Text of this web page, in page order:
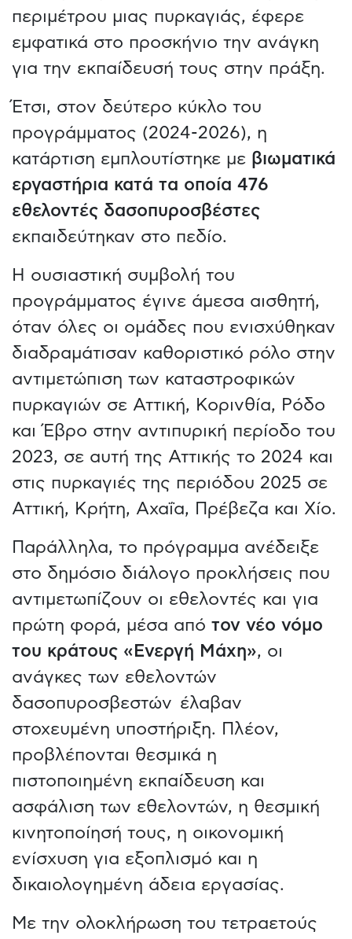
περιμέτρου μιας πυρκαγιάς, έφερε
εμφατικά στο προσκήνιο την ανάγκη
για την εκπαίδευσή τους στην πράξη.
Έτσι, στον δεύτερο κύκλο του
προγράμματος (2024-2026), η
κατάρτιση εμπλουτίστηκε με βιωματικά
εργαστήρια κατά τα οποία 476
εθελοντές δασοπυροσβέστες
εκπαιδεύτηκαν στο πεδίο.
Η ουσιαστική συμβολή του
προγράμματος έγινε άμεσα αισθητή,
όταν όλες οι ομάδες που ενισχύθηκαν
διαδραμάτισαν καθοριστικό ρόλο στην
αντιμετώπιση των καταστροφικών
πυρκαγιών σε Αττική, Κορινθία, Ρόδο
και Έβρο στην αντιπυρική περίοδο του
2023, σε αυτή της Αττικής το 2024 και
στις πυρκαγιές της περιόδου 2025 σε
Αττική, Κρήτη, Αχαΐα, Πρέβεζα και Χίο.
Παράλληλα, το πρόγραμμα ανέδειξε
στο δημόσιο διάλογο προκλήσεις που
αντιμετωπίζουν οι εθελοντές και για
πρώτη φορά, μέσα από τον νέο νόμο
του κράτους «Ενεργή Μάχη», οι
ανάγκες των εθελοντών
δασοπυροσβεστών έλαβαν
στοχευμένη υποστήριξη. Πλέον,
προβλέπονται θεσμικά η
πιστοποιημένη εκπαίδευση και
ασφάλιση των εθελοντών, η θεσμική
κινητοποίησή τους, η οικονομική
ενίσχυση για εξοπλισμό και η
δικαιολογημένη άδεια εργασίας.
Με την ολοκλήρωση του τετραετούς